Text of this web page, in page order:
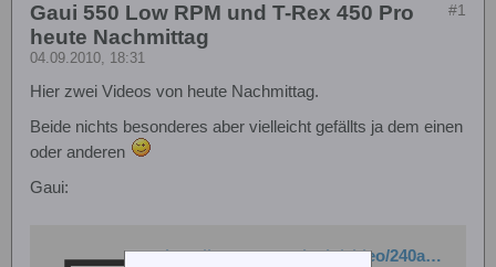
#1
Gaui 550 Low RPM und T-Rex 450 Pro
heute Nachmittag
04.09.2010, 18:31
Hier zwei Videos von heute Nachmittag.
Beide nichts besonderes aber vielleicht gefällts ja dem einen
oder anderen
Gaui:
http://www.rcmovie.de/video/240a58cc1dbf24855dd2/Gaui-550-FBL-Microbeast-Low-RPM-mit-Abschlussauro